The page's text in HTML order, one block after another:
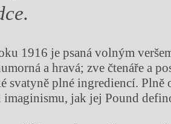
1916 je psaná volným
a hravá; zve čtenáře a
svatyně plné ingrediencí. Plně
jak jej Pound